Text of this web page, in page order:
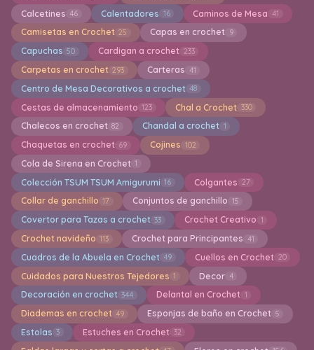
Calcetines 46 Calentadores 16 Caminos de Mesa 41
Camisetas en Crochet 25 Capas en crochet 9
Capuchas 50 Cardigan a crochet 233
Carpetas en crochet 293 Carteras 41
Centro de Mesa Decorativos a crochet 48
Cestas de almacenamiento 123 Chal a Crochet 330
Chalecos en crochet 82 Chandal a crochet 1
Chaquetas en crochet 69 Cojines 102
Cola de Sirena en Crochet 1
Colección TSUM TSUM Amigurumi 16 Colgantes 27
Collar de ganchillo 17 Conjuntos de ganchillo 15
Covertor para Tazas a crochet 33 Crochet Creativo 1
Crochet navideño 113 Crochet para Principantes 41
Cuadros de la Abuela en Crochet 49 Cuellos en Crochet 20
Cuidados para Nuestros Tejedores 1 Decor 4
Decoración en crochet 344 Delantal en Crochet 1
Diademas en crochet 49 Esponjas de baño en Crochet 5
Estolas 3 Estuches en Crochet 32